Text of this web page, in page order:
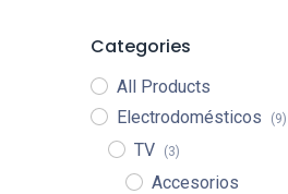
Categories
All Products
Electrodomésticos
(9)
TV (3)
Accesorios